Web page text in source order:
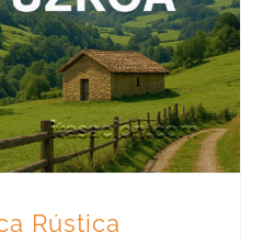
Rústica